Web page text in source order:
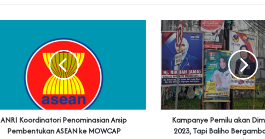
ANRI Koordinatori Penominasian Arsip
Pembentukan ASEAN ke MOWCAP
Kampanye Pemilu akan
2023, Tapi Baliho